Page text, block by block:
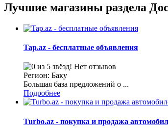
Лучшие магазины раздела
Tap.az - бесплатные объявления
Нет отзывов
Регион: Баку
Большая база предложений о ...
Подробнее
Turbo.az - покупка и продажа